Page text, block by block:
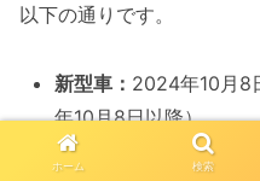
以下の通りです。
新型車： 2024年10月8
年10月8日以降）
継続生産車：
2026年
ホーム 検索